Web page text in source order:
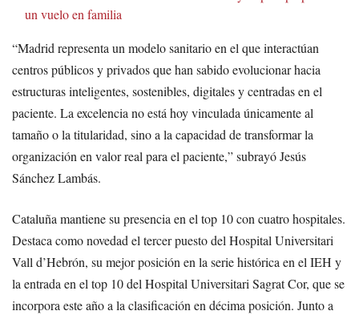
un vuelo en familia
“Madrid representa un modelo sanitario en el que interactúan
centros públicos y privados que han sabido evolucionar hacia
estructuras inteligentes, sostenibles, digitales y centradas en el
paciente. La excelencia no está hoy vinculada únicamente al
tamaño o la titularidad, sino a la capacidad de transformar la
organización en valor real para el paciente,” subrayó Jesús
Sánchez Lambás.
Cataluña mantiene su presencia en el top 10 con cuatro hospitales.
Destaca como novedad el tercer puesto del Hospital Universitari
Vall d’Hebrón, su mejor posición en la serie histórica en el IEH y
la entrada en el top 10 del Hospital Universitari Sagrat Cor, que se
incorpora este año a la clasificación en décima posición. Junto a